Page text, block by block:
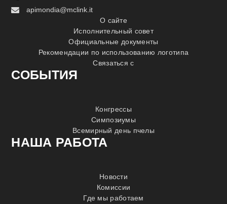
apimondia@mclink.it
О сайте
Исполнительный совет
Официальные документы
Рекомендации по использованию логотипа
Связаться с
СОБЫТИЯ
Конгрессы
Симпозиумы
Всемирный день пчелы
НАША РАБОТА
Новости
Комиссии
Где мы работаем